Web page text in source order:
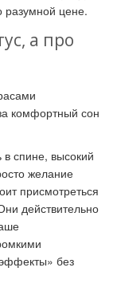
разумной цене.
а про
комфортный сон
в спине, высокий
желание
присмотреться
действительно
без